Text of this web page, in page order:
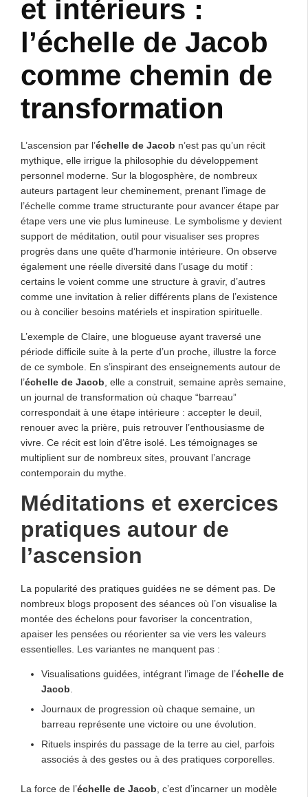
et intérieurs :
l’échelle de Jacob
comme chemin de
transformation
L’ascension par l’échelle de Jacob n’est pas qu’un récit
mythique, elle irrigue la philosophie du développement
personnel moderne. Sur la blogosphère, de nombreux
auteurs partagent leur cheminement, prenant l’image de
l’échelle comme trame structurante pour avancer étape par
étape vers une vie plus lumineuse. Le symbolisme y devient
support de méditation, outil pour visualiser ses propres
progrès dans une quête d’harmonie intérieure. On observe
également une réelle diversité dans l’usage du motif :
certains le voient comme une structure à gravir, d’autres
comme une invitation à relier différents plans de l’existence
ou à concilier besoins matériels et inspiration spirituelle.
L’exemple de Claire, une blogueuse ayant traversé une
période difficile suite à la perte d’un proche, illustre la force
de ce symbole. En s’inspirant des enseignements autour de
l’échelle de Jacob , elle a construit, semaine après semaine,
un journal de transformation où chaque “barreau”
correspondait à une étape intérieure : accepter le deuil,
renouer avec la prière, puis retrouver l’enthousiasme de
vivre. Ce récit est loin d’être isolé. Les témoignages se
multiplient sur de nombreux sites, prouvant l’ancrage
contemporain du mythe.
Méditations et exercices
pratiques autour de
l’ascension
La popularité des pratiques guidées ne se dément pas. De
nombreux blogs proposent des séances où l’on visualise la
montée des échelons pour favoriser la concentration,
apaiser les pensées ou réorienter sa vie vers les valeurs
essentielles. Les variantes ne manquent pas :
Visualisations guidées, intégrant l’image de l’échelle de
Jacob
Journaux de progression où chaque semaine, un
barreau représente une victoire ou une évolution.
Rituels inspirés du passage de la terre au ciel, parfois
associés à des gestes ou à des pratiques corporelles.
La force de l’échelle de Jacob , c’est d’incarner un modèle